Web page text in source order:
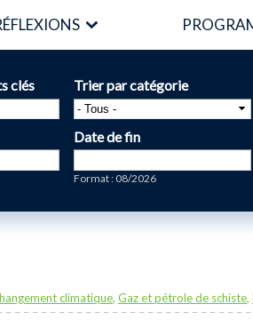
clés Trier par catégorie
Date de fin
Format : 08/2026
climatique, Gaz et pétrole de schiste,